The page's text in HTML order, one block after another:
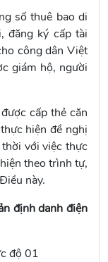
số thuê bao di
đăng ký cấp tài
công dân Việt
giám hộ, người
cấp thẻ căn
hiện đề nghị
với việc thực
theo trình tự,
này.
định danh điện
độ 01